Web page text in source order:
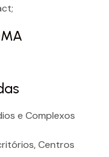
e Complexos
Centros